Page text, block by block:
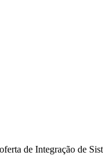
de Integração de